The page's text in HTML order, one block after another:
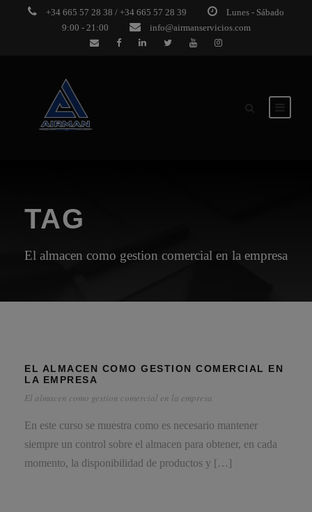
+34 665 57 28 38 / +34 665 57 28 39
Lunes - Sábado
9:00 - 21:00
info@airmanservicios.com
TAG
El almacen como gestion comercial en la empresa
EL ALMACEN COMO GESTION COMERCIAL EN
LA EMPRESA
El almacen como gestion comercial en la empresa
En este curso se muestra como es necesario mantener
siempre un control sobre el almacen para obtener, en cada
momento, la disponibilidad de productos y […]